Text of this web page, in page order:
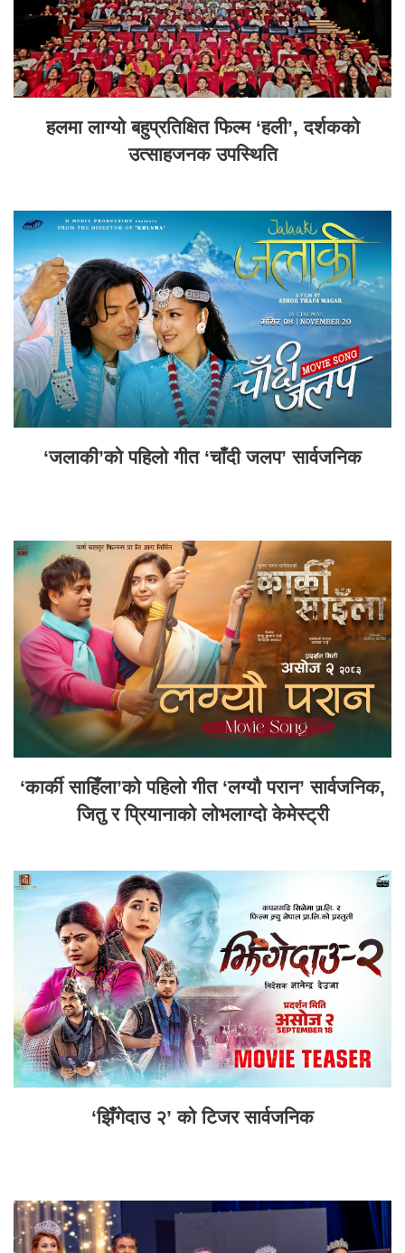
हलमा लाग्यो बहुप्रतिक्षित फिल्म ‘हली’, दर्शकको
उत्साहजनक उपस्थिति
‘जलाकी’को पहिलो गीत ‘चाँदी जलप’ सार्वजनिक
‘कार्की साहिँला’को पहिलो गीत ‘लग्यौ परान’ सार्वजनिक,
जितु र प्रियानाको लोभलाग्दो केमेस्ट्री
‘झिँगेदाउ २’ को टिजर सार्वजनिक